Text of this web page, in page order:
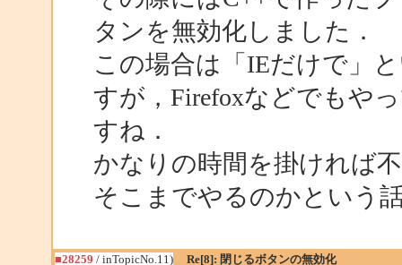
タンを無効化しました．
この場合は「IEだけで」
すが，Firefoxなどでもや
すね．
かなりの時間を掛ければ
そこまでやるのかという
■28259 / inTopicNo.11) Re[8]: 閉じるボタンの無効化